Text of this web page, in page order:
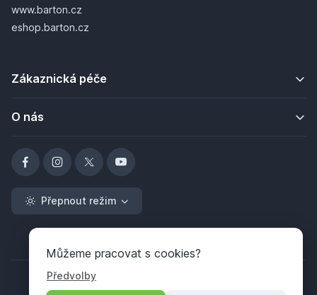
www.barton.cz
eshop.barton.cz
Zákaznická péče
O nás
Přepnout režim
Můžeme pracovat s cookies?
Předvolby